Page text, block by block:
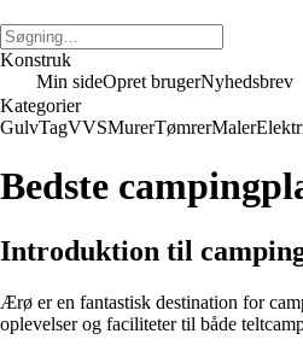
Konstruk
Min sideOpret brugerNyhedsbrev
Kategorier
GulvTagVVSMurerTømrerMaler
Bedste
Introduktion til
Ærø er en fantastisk destination for
oplevelser og faciliteter til både